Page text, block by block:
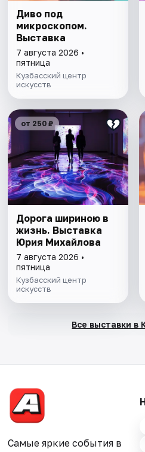
Диво под
микроскопом.
Выставка
7 августа 2026 •
пятница
Кузбасский центр
искусств
от 250 ₽
Дорога шириною в
жизнь. Выставка
Юрия Михайлова
7 августа 2026 •
пятница
Кузбасский центр
искусств
Все выставки в
Самые яркие события в